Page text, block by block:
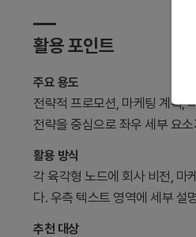
활용 포인트
주요 용도
전략적 프로모션, 마케팅 계획,
전략을 중심으로 좌우 세부 요
활용 방식
각 육각형 노드에 회사 비전, 마
다. 우측 텍스트 영역에 세부 설
추천 대상